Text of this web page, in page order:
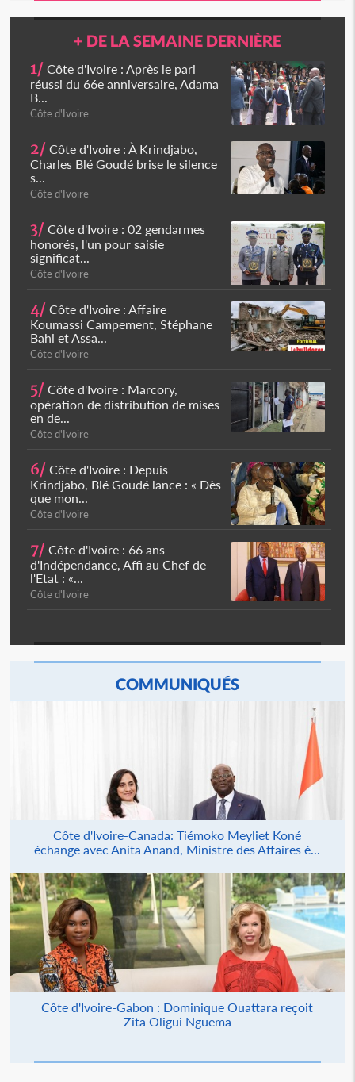
+ DE LA SEMAINE DERNIÈRE
1/ Côte d'Ivoire : Après le pari
réussi du 66e anniversaire, Adama
B...
Côte d'Ivoire
2/ Côte d'Ivoire : À Krindjabo,
Charles Blé Goudé brise le silence
s...
Côte d'Ivoire
3/ Côte d'Ivoire : 02 gendarmes
honorés, l'un pour saisie
significat...
Côte d'Ivoire
4/ Côte d'Ivoire : Affaire
Koumassi Campement, Stéphane
Bahi et Assa...
Côte d'Ivoire
5/ Côte d'Ivoire : Marcory,
opération de distribution de mises
en de...
Côte d'Ivoire
6/ Côte d'Ivoire : Depuis
Krindjabo, Blé Goudé lance : « Dès
que mon...
Côte d'Ivoire
7/ Côte d'Ivoire : 66 ans
d'Indépendance, Affi au Chef de
l'Etat : «...
Côte d'Ivoire
COMMUNIQUÉS
Côte d'Ivoire-Canada: Tiémoko Meyliet Koné
échange avec Anita Anand, Ministre des Affaires é...
Côte d'Ivoire-Gabon : Dominique Ouattara reçoit
Zita Oligui Nguema